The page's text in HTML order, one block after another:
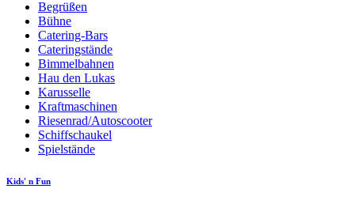
Begrüßen
Bühne
Catering-Bars
Cateringstände
Bimmelbahnen
Hau den Lukas
Karusselle
Kraftmaschinen
Riesenrad/Autoscooter
Schiffschaukel
Spielstände
Kids' n Fun